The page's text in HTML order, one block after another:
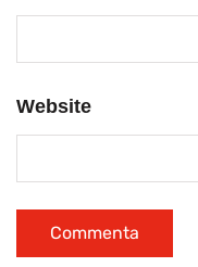
Website